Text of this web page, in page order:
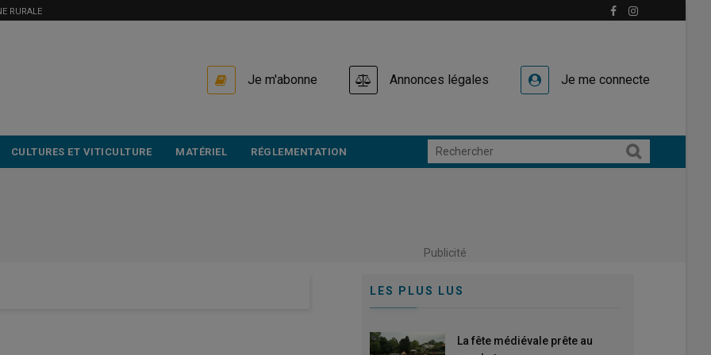
RURALE
Je m'abonne Annonces légales Je me connecte
CULTURES ET VITICULTURE MATÉRIEL RÉGLEMENTATION
Publicité
LES PLUS LUS
La fête médiévale prête au